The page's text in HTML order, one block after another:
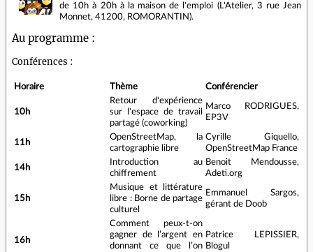
de 10h à 20h à la maison de l'emploi (L'Atelier, 3 rue Jean
Monnet, 41200, ROMORANTIN).
Au programme :
Conférences :
Horaire Thème Conférencier
10h
Retour d'expérience
sur l'espace de travail
partagé (coworking)
Marco RODRIGUES,
EP3V
11h
OpenStreetMap, la
cartographie libre
Cyrille Giquello,
OpenStreetMap France
14h
Introduction au
chiffrement
Benoit Mendousse,
Adeti.org
15h
Musique et littérature
libre : Borne de partage
culturel
Emmanuel Sargos,
gérant de Doob
16h
Comment peux-t-on
gagner de l’argent en
donnant ce que l’on
Patrice LEPISSIER,
Blogul